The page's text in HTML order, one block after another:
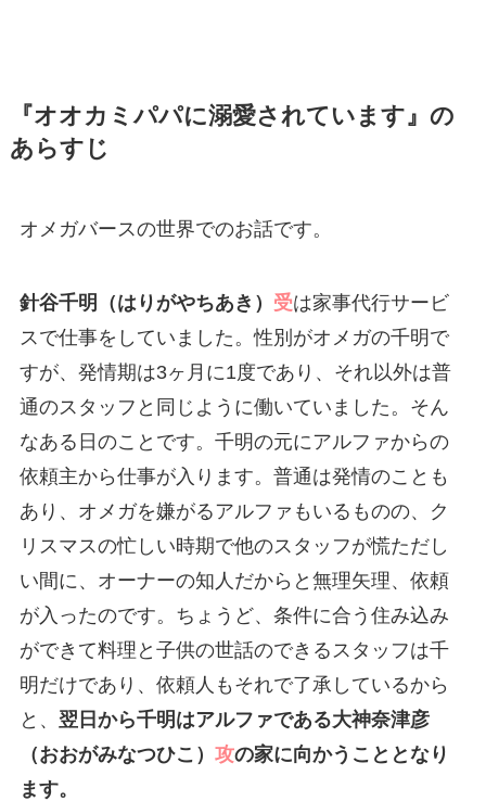
『オオカミパパに溺愛されています』の
あらすじ
オメガバースの世界でのお話です。
針谷千明（はりがやちあき） 受は家事代行サービ
スで仕事をしていました。性別がオメガの千明で
すが、発情期は3ヶ月に1度であり、それ以外は普
通のスタッフと同じように働いていました。そん
なある日のことです。千明の元にアルファからの
依頼主から仕事が入ります。普通は発情のことも
あり、オメガを嫌がるアルファもいるものの、ク
リスマスの忙しい時期で他のスタッフが慌ただし
い間に、オーナーの知人だからと無理矢理、依頼
が入ったのです。ちょうど、条件に合う住み込み
ができて料理と子供の世話のできるスタッフは千
明だけであり、依頼人もそれで了承しているから
と、 翌日から千明はアルファである大神奈津彦
（おおがみなつひこ） 攻の家に向かうこととなり
ます。